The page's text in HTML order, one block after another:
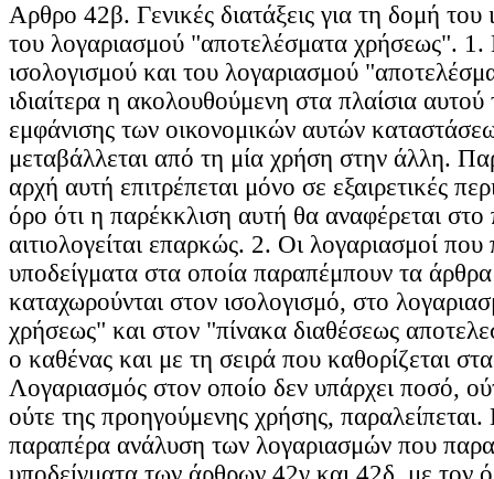
Αρθρο 42β. Γενικές διατάξεις για τη δομή του
του λογαριασμού "αποτελέσματα χρήσεως".
ισολογισμού και του λογαριασμού
ιδιαίτερα η ακολουθούμενη στα πλαίσια
εμφάνισης των οικονομικών αυτών
μεταβάλλεται από τη μία χρήση στην άλλη.
αρχή αυτή επιτρέπεται μόνο σε εξαιρετικές
όρο ότι η παρέκκλιση αυτή θα αναφέρεται
αιτιολογείται επαρκώς. 2. Οι λογαριασμοί
υποδείγματα στα οποία παραπέμπουν τα
καταχωρούνται στον ισολογισμό, στο
χρήσεως" και στον "πίνακα διαθέσεως
ο καθένας και με τη σειρά που καθορίζεται
Λογαριασμός στον οποίο δεν υπάρχει ποσό,
ούτε της προηγούμενης χρήσης, παραλείπεται.
παραπέρα ανάλυση των λογαριασμών που